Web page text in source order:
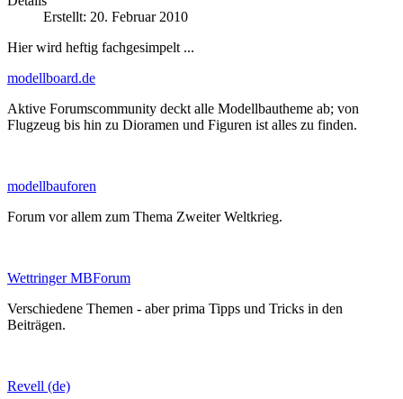
Erstellt: 20. Februar 2010
Hier wird heftig fachgesimpelt ...
modellboard.de
Aktive Forumscommunity deckt alle Modellbautheme ab; von
Flugzeug bis hin zu Dioramen und Figuren ist alles zu finden.
modellbauforen
Forum vor allem zum Thema Zweiter Weltkrieg.
Wettringer MBForum
Verschiedene Themen - aber prima Tipps und Tricks in den
Beiträgen.
Revell (de)